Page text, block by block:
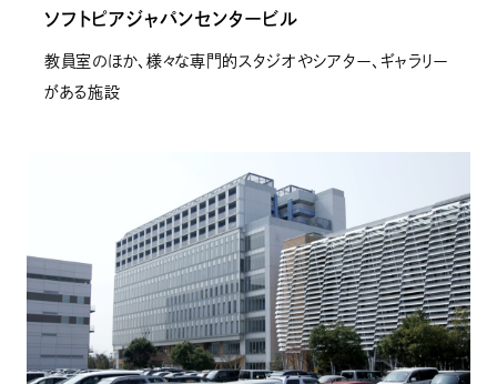
ソフトピアジャパンセンタービル
教員室のほか、様々な専門的スタジオやシアター、ギャラリー
がある施設